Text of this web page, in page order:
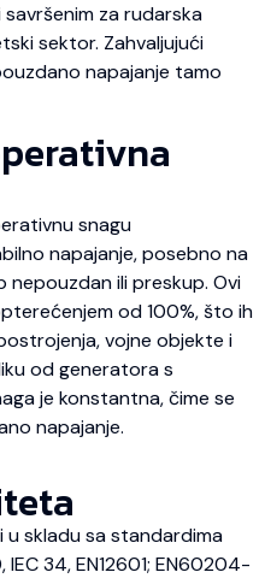
za rudarska
sektor. Zahvaljujući
napajanje tamo
snagu
napajanje, posebno na
nepouzdan ili preskup. Ovi
od 100%, što ih
vojne objekte i
od generatora s
je konstantna, čime se
napajanje.
skladu sa standardima
34, EN12601; EN60204-